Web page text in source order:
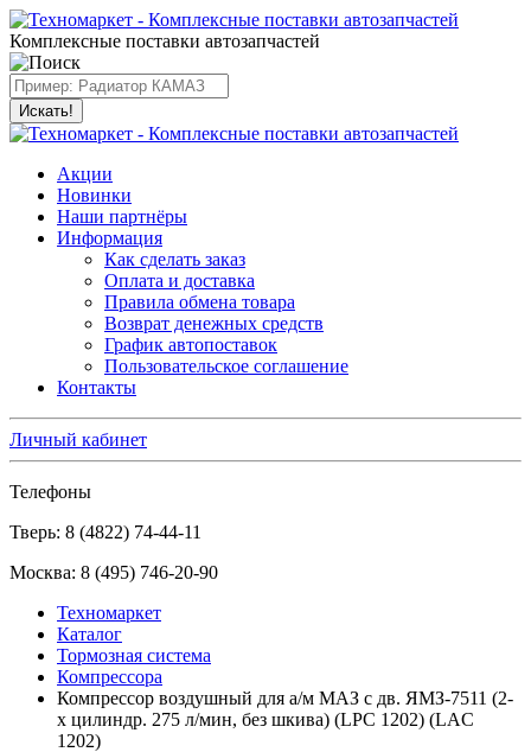
Комплексные поставки автозапчастей
Искать!
Акции
Новинки
Наши партнёры
Информация
Как сделать заказ
Оплата и доставка
Правила обмена товара
Возврат денежных средств
График автопоставок
Пользовательское соглашение
Контакты
Личный кабинет
Телефоны
Тверь: 8 (4822) 74-44-11
Москва: 8 (495) 746-20-90
Техномаркет
Каталог
Тормозная система
Компрессора
Компрессор воздушный для а/м МАЗ с дв. ЯМЗ-7511 (2-
х цилиндр. 275 л/мин, без шкива) (LPC 1202) (LAC
1202)